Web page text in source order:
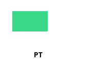
PT